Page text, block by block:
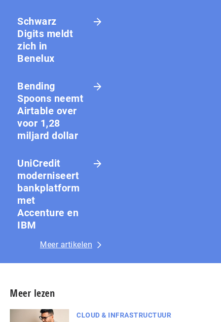
Schwarz
Digits meldt
zich in
Benelux
Bending
Spoons neemt
Airtable over
voor 1,28
miljard dollar
UniCredit
moderniseert
bankplatform
met
Accenture en
IBM
Meer artikelen
Meer lezen
CLOUD & INFRASTRUCTUUR